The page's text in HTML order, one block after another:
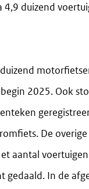
duizend
2025. Ook
De
aantal
In de